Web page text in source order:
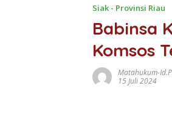
Siak - Provinsi Riau
Babinsa
Komsos
Matahukum-
15 Juli 2024